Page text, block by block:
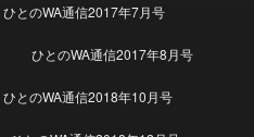
ひとのWA通信2017年7月号
ひとのWA通信2017年8月号
ひとのWA通信2018年10月号